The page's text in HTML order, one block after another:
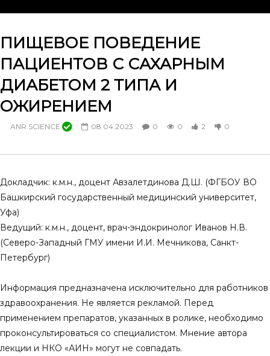
Смотреть потом
состояния. Лекция памяти проф.
М.Я. Брейтмана (Ленинград)
Современные
0
0 9 0
ПИЩЕВОЕ ПОВЕДЕНИЕ
ПАЦИЕНТОВ С САХАРНЫМ
ДИАБЕТОМ 2 ТИПА И
ОЖИРЕНИЕМ
ANR.SCIENCE 08.04.2023 0 0 2 0
Докладчик: к.м.н., доцент Авзалетдинова Д.Ш. (ФГБОУ ВО
Башкирский государственный медицинский университет,
Уфа)
Ведущий: к.м.н., доцент, врач-эндокринолог Иванов Н.В.
(Северо-Западный ГМУ имени И.И. Мечникова, Санкт-
Петербург)
Информация предназначена исключительно для работников
здравоохранения. Не является рекламой. Перед
применением препаратов, указанных в ролике, необходимо
проконсультироваться со специалистом. Мнение автора
лекции и НКО «АИН» могут не совпадать.